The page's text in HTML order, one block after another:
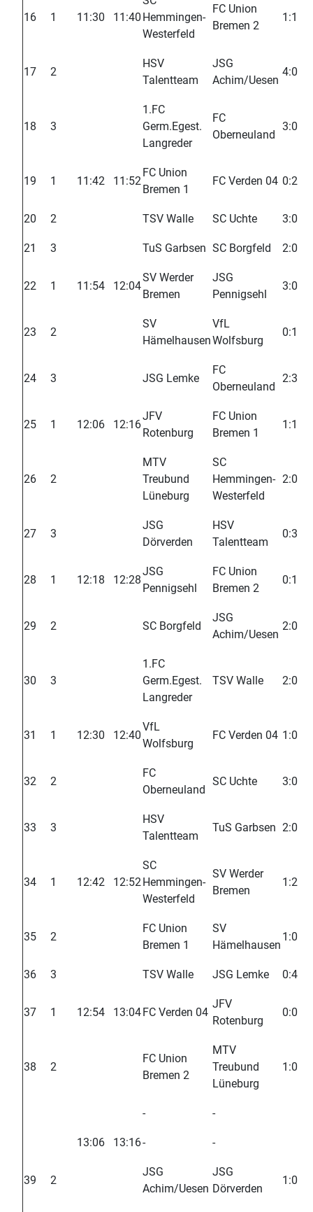
16 1 11:30 11:40 Hemmingen-
Westerfeld
FC Union
Bremen 2
1:1
17 2
HSV
Talentteam
JSG
Achim/Uesen
4:0
18 3
1.FC
Germ.Egest.
Langreder
FC
Oberneuland
3:0
19 1 11:42 11:52
FC Union
Bremen 1
FC Verden 04 0:2
20 2 TSV Walle SC Uchte 3:0
21 3 TuS Garbsen SC Borgfeld 2:0
22 1 11:54 12:04
SV Werder
Bremen
JSG
Pennigsehl
3:0
23 2
SV
Hämelhausen
VfL
Wolfsburg
0:1
24 3 JSG Lemke
FC
Oberneuland
2:3
25 1 12:06 12:16
JFV
Rotenburg
FC Union
Bremen 1
1:1
26 2
MTV
Treubund
Lüneburg
SC
Hemmingen-
Westerfeld
2:0
27 3
JSG
Dörverden
HSV
Talentteam
0:3
28 1 12:18 12:28
JSG
Pennigsehl
FC Union
Bremen 2
0:1
29 2 SC Borgfeld
JSG
Achim/Uesen
2:0
30 3
1.FC
Germ.Egest.
Langreder
TSV Walle 2:0
31 1 12:30 12:40
VfL
Wolfsburg
FC Verden 04 1:0
32 2
FC
Oberneuland
SC Uchte 3:0
33 3
HSV
Talentteam
TuS Garbsen 2:0
34 1 12:42 12:52
SC
Hemmingen-
Westerfeld
SV Werder
Bremen
1:2
35 2
FC Union
Bremen 1
SV
Hämelhausen
1:0
36 3 TSV Walle JSG Lemke 0:4
37 1 12:54 13:04FC Verden 04
JFV
Rotenburg
0:0
38 2
FC Union
Bremen 2
MTV
Treubund
Lüneburg
1:0
- -
13:06 13:16- -
39 2
JSG
Achim/Uesen
JSG
Dörverden
1:0